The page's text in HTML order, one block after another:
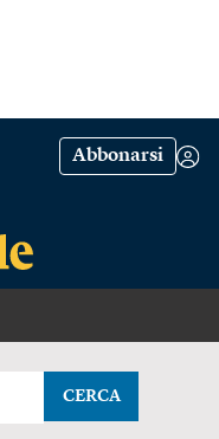
Abbonarsi
CERCA